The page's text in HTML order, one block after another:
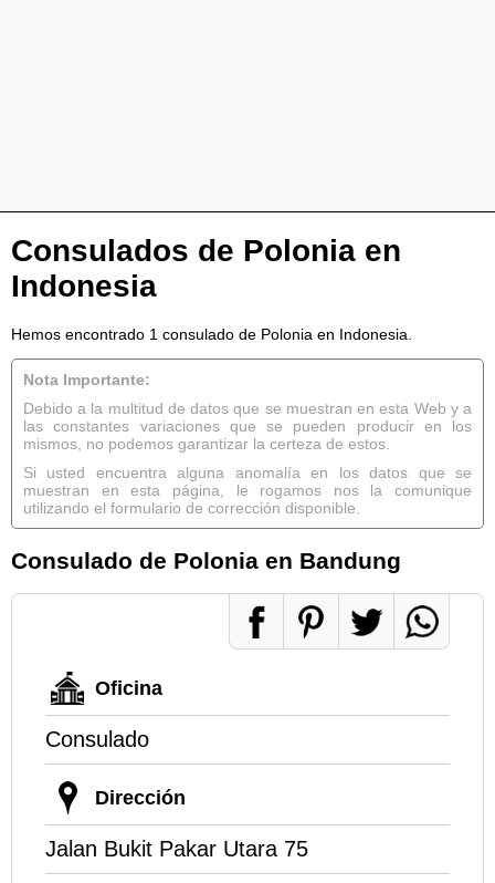
Consulados de Polonia en
Indonesia
Hemos encontrado 1 consulado de Polonia en Indonesia.
Nota Importante:
Debido a la multitud de datos que se muestran en esta Web y a
las constantes variaciones que se pueden producir en los
mismos, no podemos garantizar la certeza de estos.
Si usted encuentra alguna anomalía en los datos que se
muestran en esta página, le rogamos nos la comunique
utilizando el formulario de corrección disponible.
Consulado de Polonia en Bandung
Oficina
Consulado
Dirección
Jalan Bukit Pakar Utara 75